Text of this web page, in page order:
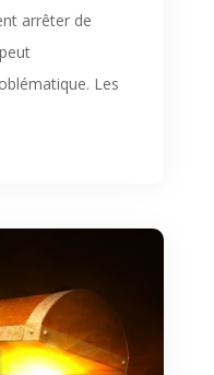
arrêter de
Les